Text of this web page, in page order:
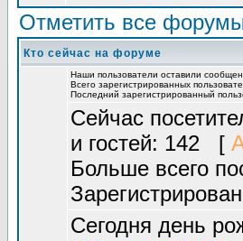
Отметить все
Кто сейчас на форуме
Наши пользователи оставили
Всего зарегистрированных
Последний зарегистрированный
Сейчас
и гостей: 142 [
Больше всего
Сегодня день